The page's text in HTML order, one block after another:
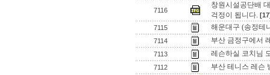
7116
창원시설공단배
걱정이 됩니다.
7115
해운대구 (송정테
7114 부산 금정구에서
7113 레슨하실 코치님
7112 부산 테니스 레슨